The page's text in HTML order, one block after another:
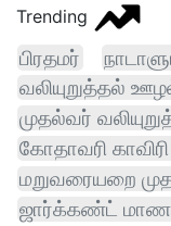
Trending
பிரதமர்
வலியுறுத்தல்
முதல்வர்
கோதாவரி
மறுவரையறை
ஜார்க்கண்ட்